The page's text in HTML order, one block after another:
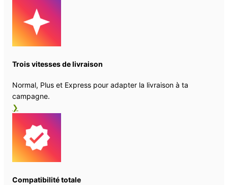
Trois vitesses de livraison
Normal, Plus et Express pour adapter la livraison à ta
campagne.
❯
Compatibilité totale